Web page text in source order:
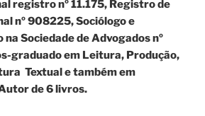
registro nº 11.175, Registro de
nº 908225, Sociólogo e
Sociedade de Advogados nº
graduado em Leitura, Produção,
Textual e também em
de 6 livros.